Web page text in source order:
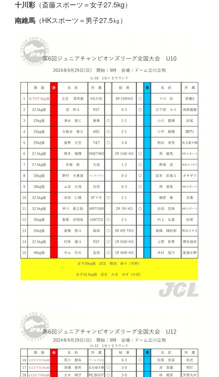
十川彩 （斎藤スポーツ＝女子27.5kg）
南維馬 （HKスポーツ＝男子27.5㎏）